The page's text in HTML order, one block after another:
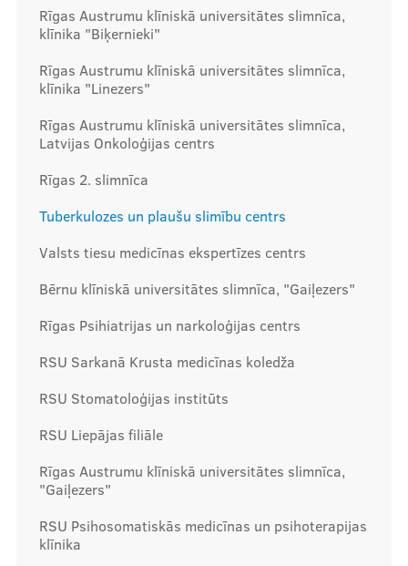
Cenas
Ārstniecības personām
Rīgas Austrumu klīniskā universitātes slimnīca,
klīnika "Biķernieki"
Rīgas Austrumu klīniskā universitātes slimnīca,
klīnika "Linezers"
Rīgas Austrumu klīniskā universitātes slimnīca,
Latvijas Onkoloģijas centrs
Rīgas 2. slimnīca
Tuberkulozes un plaušu slimību centrs
Valsts tiesu medicīnas ekspertīzes centrs
Bērnu klīniskā universitātes slimnīca, "Gaiļezers"
Rīgas Psihiatrijas un narkoloģijas centrs
RSU Sarkanā Krusta medicīnas koledža
RSU Stomatoloģijas institūts
RSU Liepājas filiāle
Rīgas Austrumu klīniskā universitātes slimnīca,
"Gaiļezers"
RSU Psihosomatiskās medicīnas un psihoterapijas
klīnika